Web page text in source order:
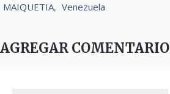
MAIQUETIA, Venezuela
AGREGAR COMENTARIO